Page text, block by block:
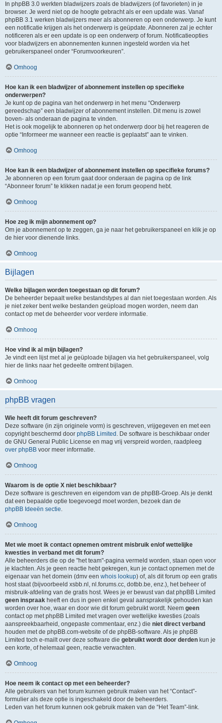
In phpBB 3.0 werkten bladwijzers zoals de bladwijzers (of favorieten) in je
browser. Je werd niet op de hoogte gebracht als er een update was. Vanaf
phpBB 3.1 werken bladwijzers meer als abonneren op een onderwerp. Je kunt
een notificatie krijgen als het onderwerp is geüpdate. Abonneren zal je echter
notificeren als er een update is op een onderwerp of forum. Notificatieopties
voor bladwijzers en abonnementen kunnen ingesteld worden via het
gebruikerspaneel onder “Forumvoorkeuren”.
Omhoog
Hoe kan ik een bladwijzer of abonnement instellen op specifieke
onderwerpen?
Je kunt op de pagina van het onderwerp in het menu “Onderwerp
gereedschap” een bladwijzer of abonnement instellen. Dit menu is zowel
boven- als onderaan de pagina te vinden.
Het is ook mogelijk te abonneren op het onderwerp door bij het reageren de
optie “Informeer me wanneer een reactie is geplaatst” aan te vinken.
Omhoog
Hoe kan ik een bladwijzer of abonnement instellen op specifieke forums?
Je abonneren op een forum gaat door onderaan de pagina op de link
“Abonneer forum” te klikken nadat je een forum geopend hebt.
Omhoog
Hoe zeg ik mijn abonnement op?
Om je abonnement op te zeggen, ga je naar het gebruikerspaneel en klik je op
de hier voor dienende links.
Omhoog
Bijlagen
Welke bijlagen worden toegestaan op dit forum?
De beheerder bepaalt welke bestandstypes al dan niet toegestaan worden. Als
je niet zeker bent welke bestanden geüpload mogen worden, neem dan
contact op met de beheerder voor verdere informatie.
Omhoog
Hoe vind ik al mijn bijlagen?
Je vindt een lijst met al je geüploade bijlagen via het gebruikerspaneel, volg
hier de links naar het gedeelte omtrent bijlagen.
Omhoog
phpBB vragen
Wie heeft dit forum geschreven?
Deze software (in zijn originele vorm) is geschreven, vrijgegeven en met een
copyright beschermd door phpBB Limited . De software is beschikbaar onder
de GNU General Public License en mag vrij verspreid worden, raadpleeg
over phpBB voor meer informatie.
Omhoog
Waarom is de optie X niet beschikbaar?
Deze software is geschreven en eigendom van de phpBB-Groep. Als je denkt
dat een bepaalde optie toegevoegd moet worden, bezoek dan de
phpBB Ideeën sectie.
Omhoog
Met wie moet ik contact opnemen omtrent misbruik en/of wettelijke
kwesties in verband met dit forum?
Alle beheerders die op de "het team"-pagina vermeld worden, staan open voor
je klachten. Als je geen reactie hebt gekregen, kun je contact opnemen met de
eigenaar van het domein (dmv een whois lookup) of, als dit forum op een gratis
host staat (bijvoorbeeld xsbb.nl, nl.forums.cc, dotbb.be, enz.), het beheer of
misbruik-afdeling van de gratis host. Wees je er bewust van dat phpBB Limited
geen inspraak heeft en dus in geen enkel geval aansprakelijk gehouden kan
worden over hoe, waar en door wie dit forum gebruikt wordt. Neem geen
contact op met phpBB Limited met vragen over wettelijke kwesties (zoals
aanspreekbaarheid, ongepaste commentaar, enz.) die niet direct verband
houden met de phpBB.com-website of de phpBB-software. Als je phpBB
Limited toch e-mailt over deze software die gebruikt wordt door derden kun je
een korte, of helemaal geen, reactie verwachten.
Omhoog
Hoe neem ik contact op met een beheerder?
Alle gebruikers van het forum kunnen gebruik maken van het “Contact”-
formulier als deze optie is ingeschakeld door de beheerders.
Leden van het forum kunnen ook gebruik maken van de “Het Team”-link.